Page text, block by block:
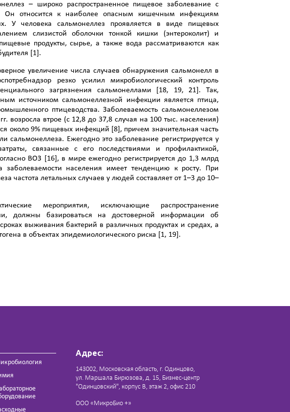
– широко распространенное пищевое заболевание с
Он относится к наиболее опасным кишечным инфекциям
У человека сальмонеллез проявляется в виде пищевых
слизистой оболочки тонкой кишки (энтероколит) и
продукты, сырье, а также вода рассматриваются как
[1].
увеличение числа случаев обнаружения сальмонелл в
резко усилил микробиологический контроль
загрязнения сальмонеллами [18, 19, 21]. Так,
источником сальмонеллезной инфекции является птица,
птицеводства. Заболеваемость сальмонеллезом
возросла втрое (с 12,8 до 37,8 случая на 100 тыс. населения)
около 9% пищевых инфекций [8], причем значительная часть
сальмонеллеза. Ежегодно это заболевание регистрируется у
связанные с его последствиями и профилактикой,
ВОЗ [16], в мире ежегодно регистрируется до 1,3 млрд
заболеваемости населения имеет тенденцию к росту. При
частота летальных случаев у людей составляет от 1–3 до 10–
мероприятия, исключающие распространение
должны базироваться на достоверной информации об
выживания бактерий в различных продуктах и средах, а
в объектах эпидемиологического риска [1, 19].
Адрес:
143002, Московская область, г. Одинцово,
ул. Маршала Бирюзова, д. 15, Бизнес-центр
"Одинцовский", корпус В, этаж 2, офис 210
ООО «МикроБио +»